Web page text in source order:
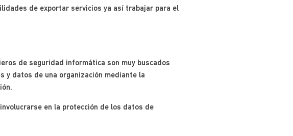
de exportar servicios ya así trabajar para el
de seguridad informática son muy buscados
y datos de una organización mediante la
en la protección de los datos de